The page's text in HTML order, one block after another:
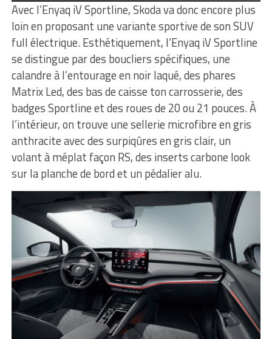
Avec l’Enyaq iV Sportline, Skoda va donc encore plus
loin en proposant une variante sportive de son SUV
full électrique. Esthétiquement, l’Enyaq iV Sportline
se distingue par des boucliers spécifiques, une
calandre à l’entourage en noir laqué, des phares
Matrix Led, des bas de caisse ton carrosserie, des
badges Sportline et des roues de 20 ou 21 pouces. À
l’intérieur, on trouve une sellerie microfibre en gris
anthracite avec des surpiqûres en gris clair, un
volant à méplat façon RS, des inserts carbone look
sur la planche de bord et un pédalier alu.